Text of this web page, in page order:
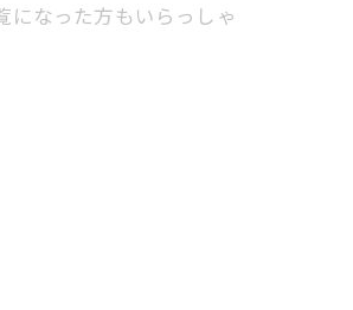
になった方もいらっしゃ